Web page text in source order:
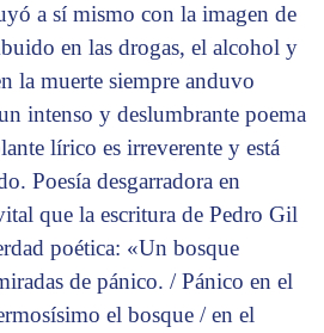
a sí mismo con la imagen de
en las drogas, el alcohol y
la muerte siempre anduvo
intenso y deslumbrante poema
lírico es irreverente y está
Poesía desgarradora en
que la escritura de Pedro Gil
poética: «Un bosque
de pánico. / Pánico en el
el bosque / en el